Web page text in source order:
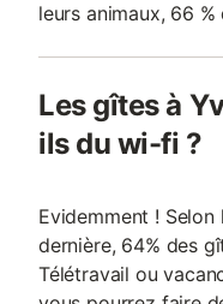
leurs animaux, 66
Les gîtes à
ils du wi-fi ?
Evidemment !
dernière, 64% des
Télétravail ou